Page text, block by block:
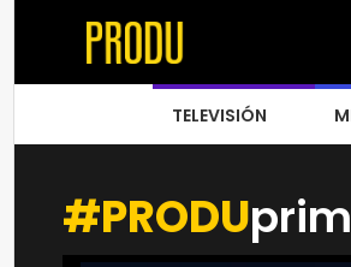
TELEVISIÓN
#PRODU